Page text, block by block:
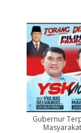
Gubernur